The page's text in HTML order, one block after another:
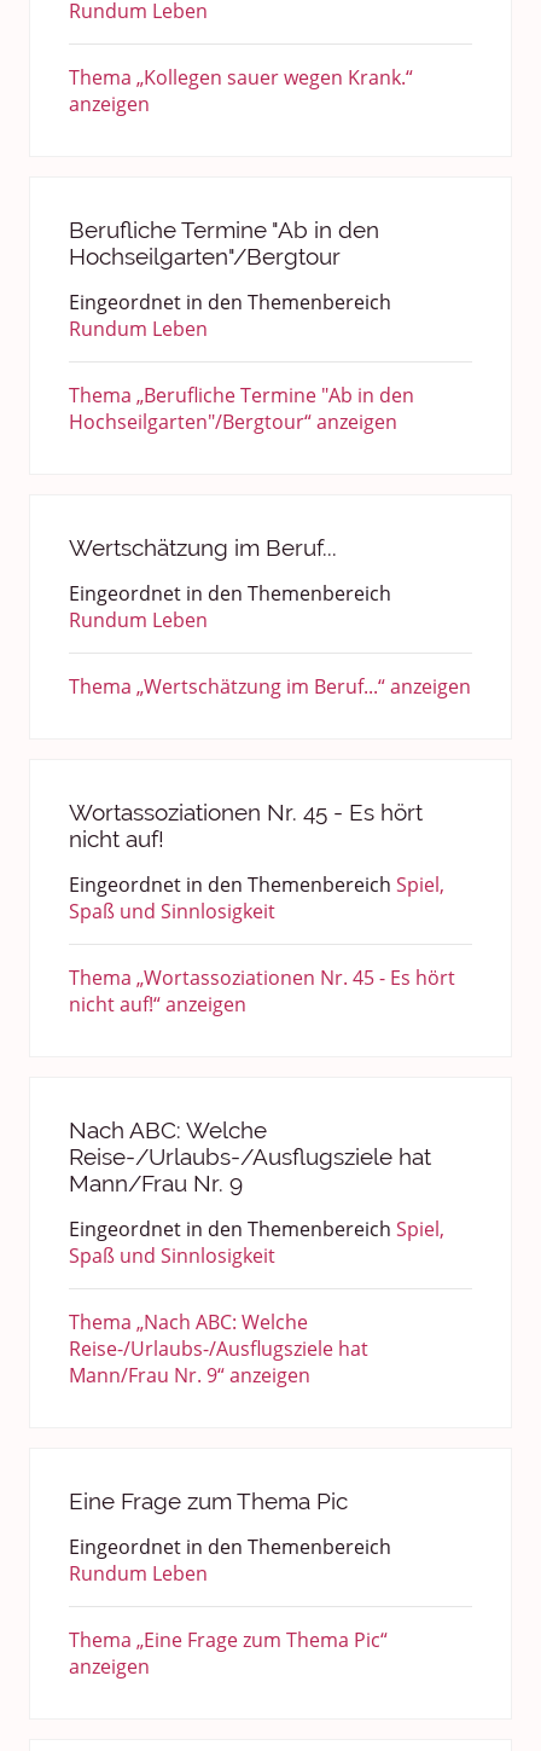
Rundum Leben
Thema „Kollegen sauer wegen Krank.“
anzeigen
Berufliche Termine "Ab in den
Hochseilgarten"/Bergtour
Eingeordnet in den Themenbereich
Rundum Leben
Thema „Berufliche Termine "Ab in den
Hochseilgarten"/Bergtour“ anzeigen
Wertschätzung im Beruf...
Eingeordnet in den Themenbereich
Rundum Leben
Thema „Wertschätzung im Beruf...“ anzeigen
Wortassoziationen Nr. 45 - Es hört
nicht auf!
Eingeordnet in den Themenbereich Spiel,
Spaß und Sinnlosigkeit
Thema „Wortassoziationen Nr. 45 - Es hört
nicht auf!“ anzeigen
Nach ABC: Welche
Reise-/Urlaubs-/Ausflugsziele hat
Mann/Frau Nr. 9
Eingeordnet in den Themenbereich Spiel,
Spaß und Sinnlosigkeit
Thema „Nach ABC: Welche
Reise-/Urlaubs-/Ausflugsziele hat
Mann/Frau Nr. 9“ anzeigen
Eine Frage zum Thema Pic
Eingeordnet in den Themenbereich
Rundum Leben
Thema „Eine Frage zum Thema Pic“
anzeigen